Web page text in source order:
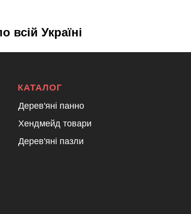
Україні
КАТАЛОГ
Дерев'яні панно
Хендмейд товари
Дерев'яні пазли